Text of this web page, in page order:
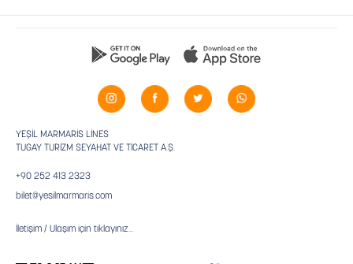
YEŞİL MARMARİS LİNES
TUGAY TURİZM SEYAHAT VE TİCARET A.Ş.
+90 252 413 2323
bilet@yesilmarmaris.com
İletişim / Ulaşım için tıklayınız...